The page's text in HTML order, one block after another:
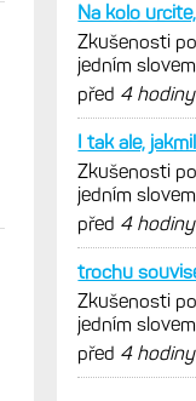
Na kolo
Zkušenosti
jedním
vytknout. Ale
před 4
I tak ale,
Zkušenosti
jedním
vytknout. Ale
před 4
trochu
Zkušenosti
jedním
vytknout. Ale
před 4